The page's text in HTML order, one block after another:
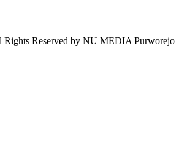
Rights Reserved by NU MEDIA Purworejo